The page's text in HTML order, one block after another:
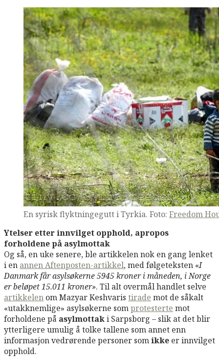
En syrisk flyktningegutt i Tyrkia. Foto: Freedom
Ytelser etter innvilget opphold, apropos
forholdene på asylmottak
Og så, en uke senere, ble artikkelen nok en gang lenket
i en annen Aftenposten-artikkel, med følgeteksten «I
Danmark får asylsøkerne 5945 kroner i måneden, i Norge
er beløpet 15.011 kroner». Til alt overmål handlet selve
artikkelen om Mazyar Keshvaris tirade mot de såkalt
«utakknemlige» asylsøkerne somprotesterte mot
forholdene på asylmottaki Sarpsborg – slik at det blir
ytterligere umulig å tolke tallene som annet enn
informasjon vedrørende personer somikke er innvilget
opphold.